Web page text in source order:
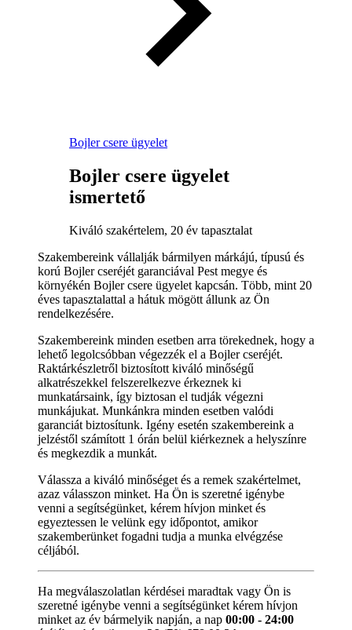
Bojler csere ügyelet
Bojler csere ügyelet
ismertető
Kiváló szakértelem, 20 év tapasztalat
Szakembereink vállalják bármilyen márkájú, típusú és
korú Bojler cseréjét garanciával Pest megye és
környékén Bojler csere ügyelet kapcsán. Több, mint 20
éves tapasztalattal a hátuk mögött állunk az Ön
rendelkezésére.
Szakembereink minden esetben arra törekednek, hogy a
lehető legolcsóbban végezzék el a Bojler cseréjét.
Raktárkészletről biztosított kiváló minőségű
alkatrészekkel felszerelkezve érkeznek ki
munkatársaink, így biztosan el tudják végezni
munkájukat. Munkánkra minden esetben valódi
garanciát biztosítunk. Igény esetén szakembereink a
jelzéstől számított 1 órán belül kiérkeznek a helyszínre
és megkezdik a munkát.
Válassza a kiváló minőséget és a remek szakértelmet,
azaz válasszon minket. Ha Ön is szeretné igénybe
venni a segítségünket, kérem hívjon minket és
egyeztessen le velünk egy időpontot, amikor
szakemberünket fogadni tudja a munka elvégzése
céljából.
Ha megválaszolatlan kérdései maradtak vagy Ön is
szeretné igénybe venni a segítségünket kérem hívjon
minket az év bármelyik napján, a nap 00:00 - 24:00